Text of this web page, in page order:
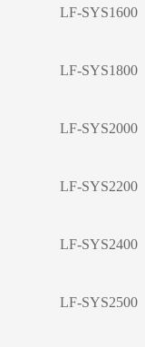
LF-SYS1600
LF-SYS1800
LF-SYS2000
LF-SYS2200
LF-SYS2400
LF-SYS2500